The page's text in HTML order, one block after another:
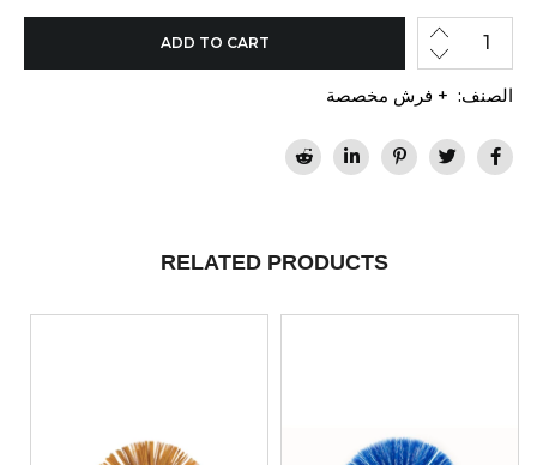
ADD TO CART
الصنف: + فرش مخصصة
RELATED PRODUCTS